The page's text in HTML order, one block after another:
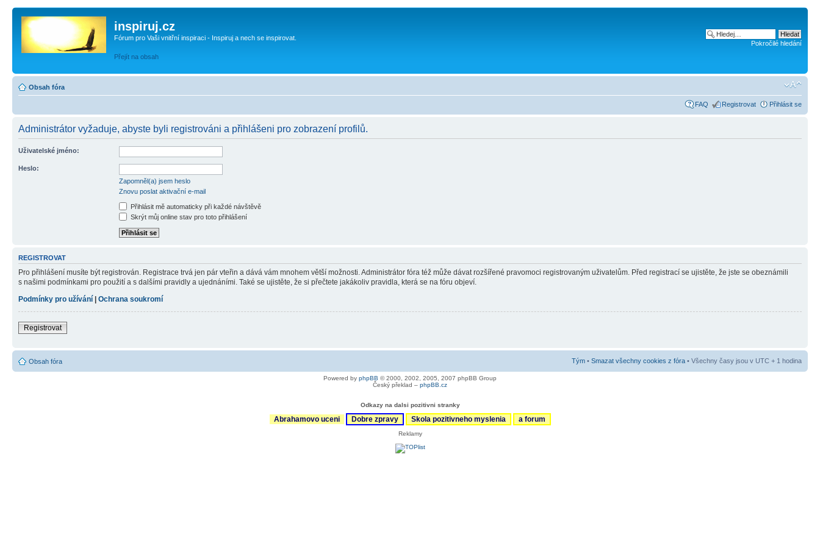
inspiruj.cz
Fórum pro Vaši vnitřní inspiraci - Inspiruj a nech se inspirovat.
Přejít na obsah
Pokročilé hledání
Obsah fóra
FAQ Registrovat Přihlásit se
Administrátor vyžaduje, abyste byli registrováni a přihlášeni pro zobrazení profilů.
Uživatelské jméno:
Heslo:
Zapomněl(a) jsem heslo
Znovu poslat aktivační e-mail
Přihlásit mě automaticky při každé návštěvě
Skrýt můj online stav pro toto přihlášení
REGISTROVAT
Pro přihlášení musíte být registrován. Registrace trvá jen pár vteřin a dává vám mnohem větší možnosti. Administrátor fóra též může dávat rozšířené pravomoci registrovaným uživatelům. Před registrací se ujistěte, že jste se obeznámili
s našimi podmínkami pro použití a s dalšími pravidly a ujednáními. Také se ujistěte, že si přečtete jakákoliv pravidla, která se na fóru objeví.
Podmínky pro užívání | Ochrana soukromí
Registrovat
Obsah fóra Tým • Smazat všechny cookies z fóra • Všechny časy jsou v UTC + 1 hodina
Powered by phpBB © 2000, 2002, 2005, 2007 phpBB Group
Český překlad – phpBB.cz
Odkazy na dalsi pozitivni stranky
Abrahamovo uceni Dobre zpravy Skola pozitivneho myslenia a forum
Reklamy